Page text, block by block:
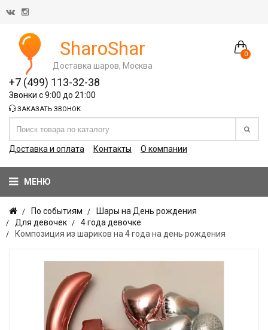
0
SharoShar
Доставка шаров, Москва
+7 (499) 113-32-38
Звонки с 9:00 до 21:00
ЗАКАЗАТЬ ЗВОНОК
Доставка и оплата Контакты О компании
МЕНЮ
По событиям
Шары на День рождения
Для девочек
4 года девочке
Композиция из шариков на 4 года на день рождения